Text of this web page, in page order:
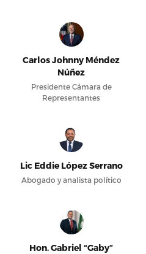
Carlos Johnny Méndez
Núñez
Presidente Cámara de
Representantes
Lic Eddie López Serrano
Abogado y analista político
Hon. Gabriel “Gaby”